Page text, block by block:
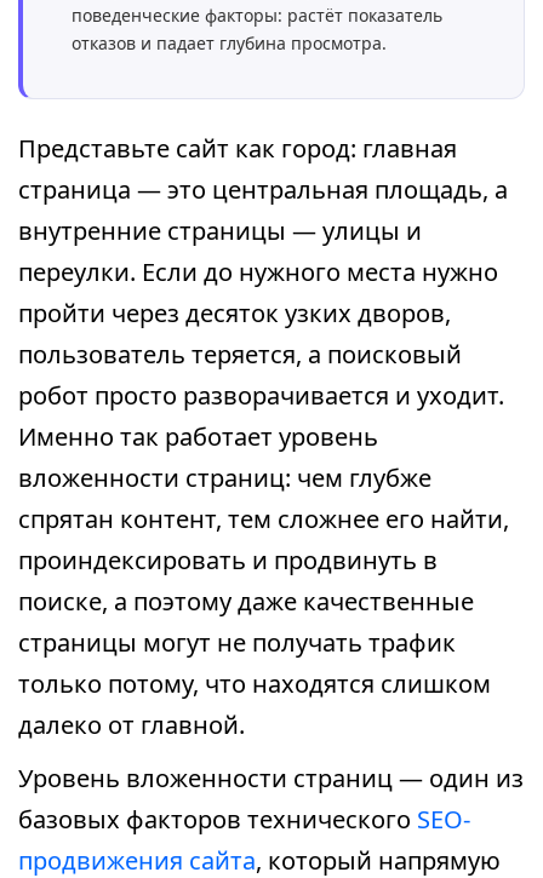
поведенческие факторы: растёт показатель
отказов и падает глубина просмотра.
Представьте сайт как город: главная
страница — это центральная площадь, а
внутренние страницы — улицы и
переулки. Если до нужного места нужно
пройти через десяток узких дворов,
пользователь теряется, а поисковый
робот просто разворачивается и уходит.
Именно так работает уровень
вложенности страниц: чем глубже
спрятан контент, тем сложнее его найти,
проиндексировать и продвинуть в
поиске, а поэтому даже качественные
страницы могут не получать трафик
только потому, что находятся слишком
далеко от главной.
Уровень вложенности страниц — один из
базовых факторов технического SEO-
продвижения сайта, который напрямую